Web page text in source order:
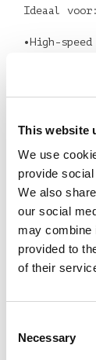
This website
We use
provide
We also
our social
may combine
provided to
of their
Selection
Necessary
Ideaal voor:
•High-
Dankzij
hoge
prestaties
Extra
Naast de